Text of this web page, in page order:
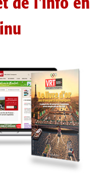
de l'info en